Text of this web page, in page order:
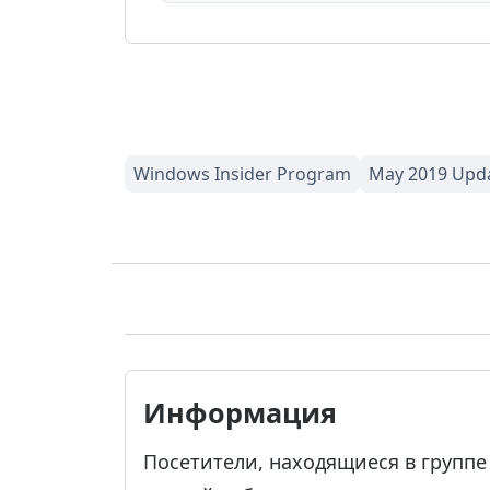
Информация
Посетители, находящиеся в